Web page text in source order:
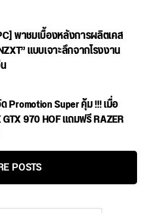
พาชมเบื้องหลังการผลิตเคส
แบบเจาะลึกจากโรงงาน
Promotion Super คุ้ม !!! เมื่อ
970 HOF แถมฟรี RAZER
POSTS